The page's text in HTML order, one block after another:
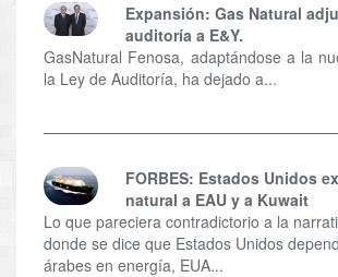
Expansión: Gas Natural
auditoría a E&Y.
GasNatural Fenosa, adaptándose a la
la Ley de Auditoría, ha dejado a...
FORBES: Estados Unidos
natural a EAU y a Kuwait
Lo que pareciera contradictorio a la
donde se dice que Estados Unidos
árabes en energía, EUA...